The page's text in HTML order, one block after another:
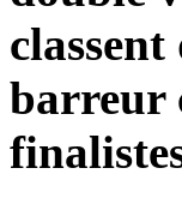
barreur